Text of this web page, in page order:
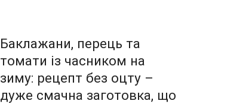
Баклажани, перець та
томати із часником на
зиму: рецепт без оцту –
дуже смачна заготовка, що